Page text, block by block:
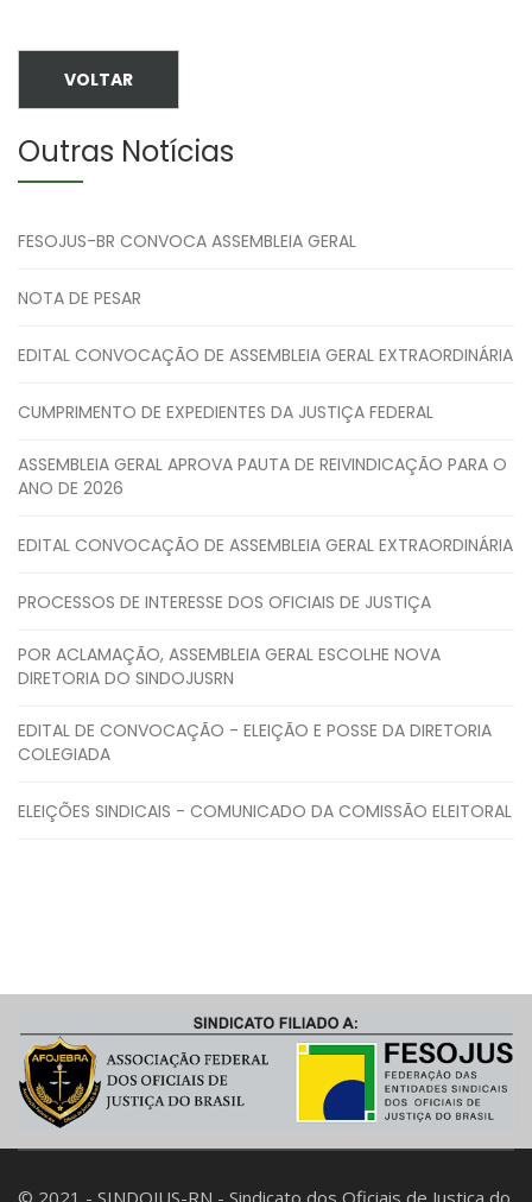
VOLTAR
Outras Notícias
FESOJUS-BR CONVOCA ASSEMBLEIA GERAL
NOTA DE PESAR
EDITAL CONVOCAÇÃO DE ASSEMBLEIA GERAL EXTRAORDINÁRIA
CUMPRIMENTO DE EXPEDIENTES DA JUSTIÇA FEDERAL
ASSEMBLEIA GERAL APROVA PAUTA DE REIVINDICAÇÃO PARA O
ANO DE 2026
EDITAL CONVOCAÇÃO DE ASSEMBLEIA GERAL EXTRAORDINÁRIA
PROCESSOS DE INTERESSE DOS OFICIAIS DE JUSTIÇA
POR ACLAMAÇÃO, ASSEMBLEIA GERAL ESCOLHE NOVA
DIRETORIA DO SINDOJUSRN
EDITAL DE CONVOCAÇÃO - ELEIÇÃO E POSSE DA DIRETORIA
COLEGIADA
ELEIÇÕES SINDICAIS - COMUNICADO DA COMISSÃO ELEITORAL